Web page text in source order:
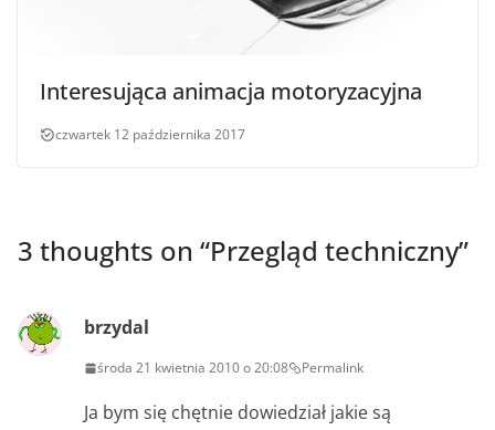
Interesująca animacja motoryzacyjna
czwartek 12 października 2017
3 thoughts on “Przegląd techniczny”
brzydal
środa 21 kwietnia 2010 o 20:08 Permalink
Ja bym się chętnie dowiedział jakie są